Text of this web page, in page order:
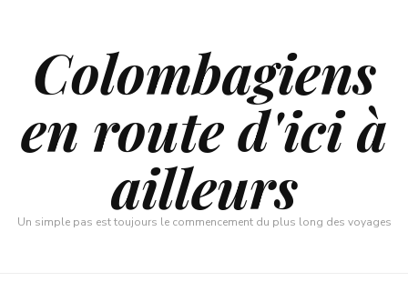
Colombagiens
en route d'ici à
ailleurs
Un simple pas est toujours le commencement du plus long des voyages